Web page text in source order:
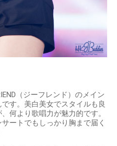
（ジーフレンド）のメイン
す。美白美女でスタイルも良
何より歌唱力が魅力的です。
ートでもしっかり胸まで届く